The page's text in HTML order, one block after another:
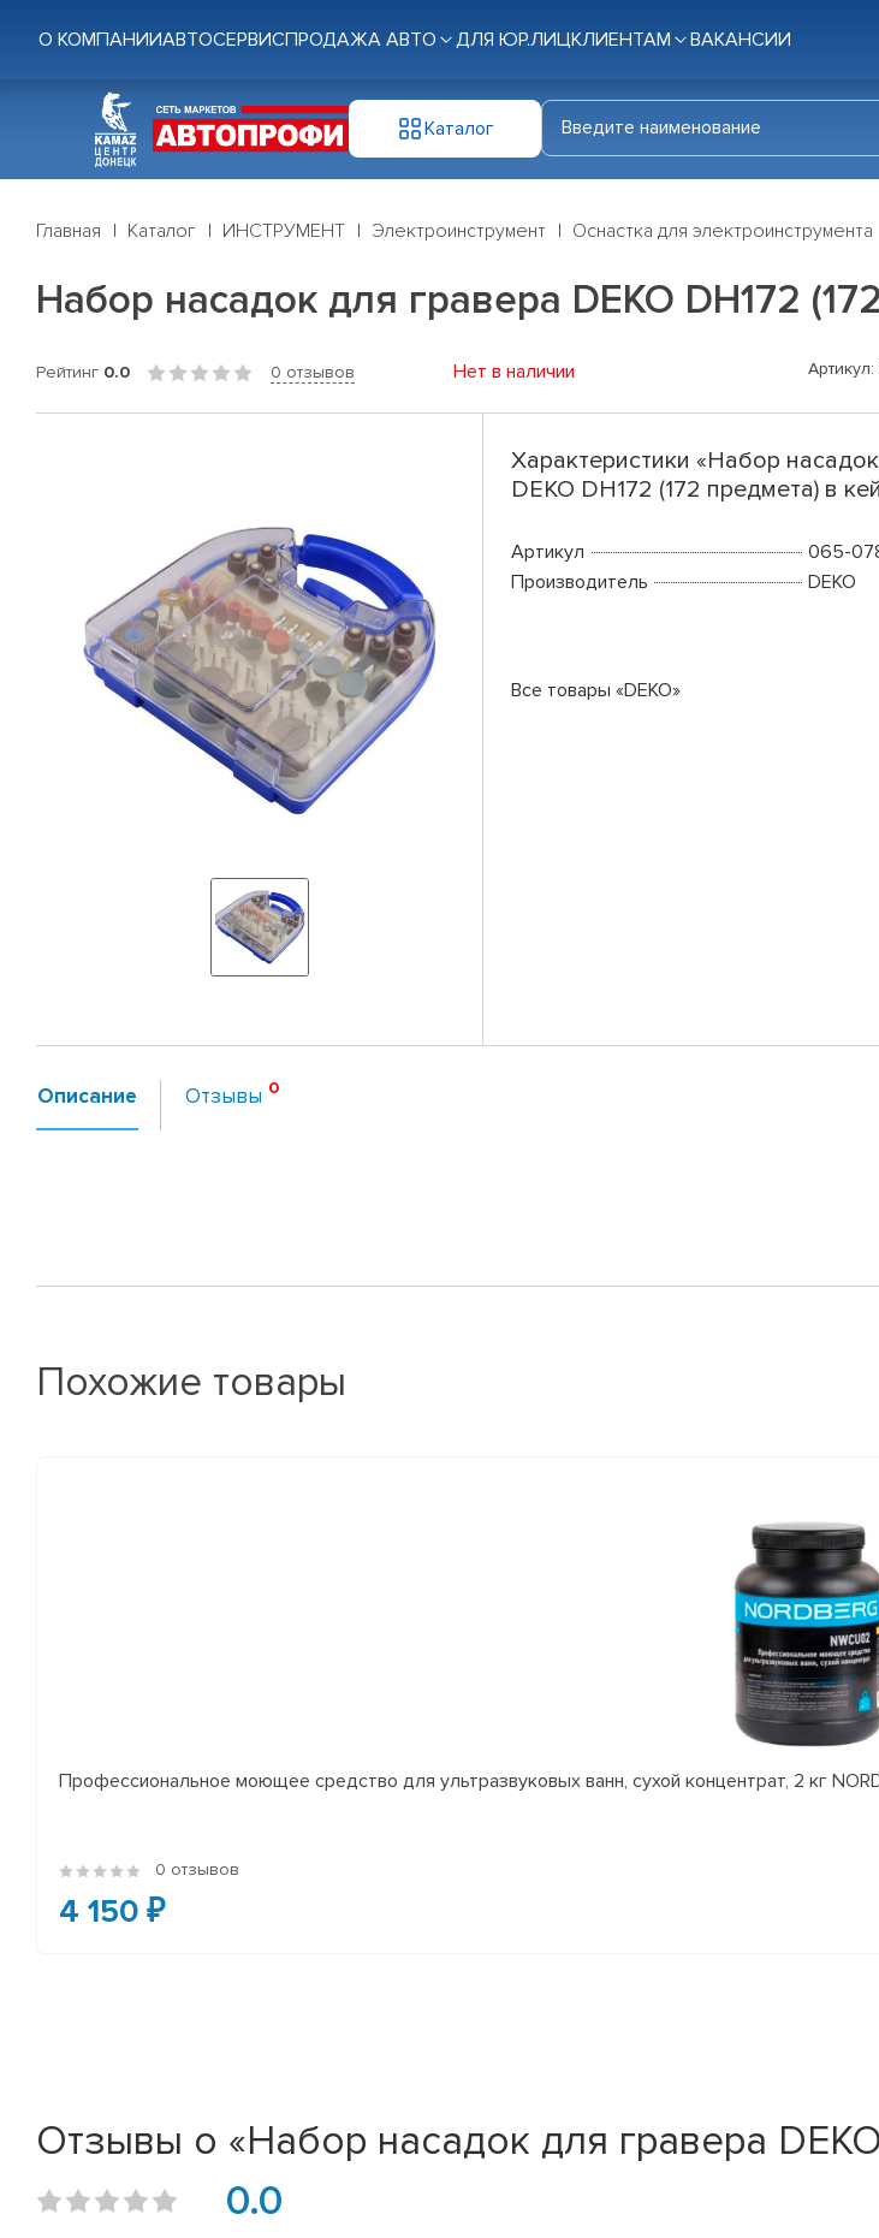
О КОМПАНИИАВТОСЕРВИСПРОДАЖА АВТО ДЛЯ ЮР.ЛИЦКЛИЕНТАМ ВАКАНСИИ
Каталог
Главная Каталог ИНСТРУМЕНТ Электроинструмент Оснастка для электроинструмента
Набор насадок для гравера DEKO DH172
Рейтинг 0.0 0 отзывов Нет в наличии Артикул:
Характеристики «Набор
DEKO DH172 (172 предмета) в
Артикул
065-
Производитель
DEKO
Все товары «DEKO»
Описание Отзывы
Похожие товары
Профессиональное моющее средство для ультразвуковых ванн, сухой концентрат, 2 кг
0 отзывов
4 150 ₽
Отзывы о «Набор насадок для гравера
0.0